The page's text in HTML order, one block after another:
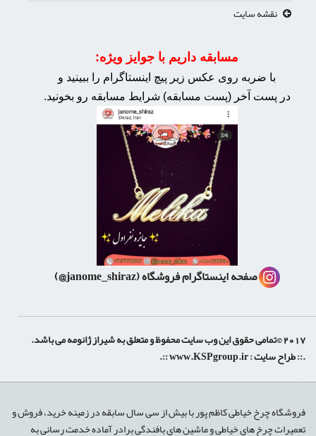
نقشه سایت
مسابقه داریم با جوایز ویژه:
با ضربه روی عکس زیر پیچ اینستاگرام را ببینید و
در پست آخر (پست مسابقه) شرایط مسابقه رو بخونید.
صفحه اینستاگرام فروشگاه(janome_shiraz@)
2017 ©تمامی حقوق این وب سایت محفوظ و متعلق به شیراز ژانومه می باشد.
.:: طراح سایت :www.KSPgroup.ir
::.
فروشگاه چرخ خیاطی کاظم پور با بیش از سی سال سابقه در زمینه خرید، فروش و
تعمیرات چرخ های خیاطی و ماشین های بافندگی برادر آماده خدمت رسانی به